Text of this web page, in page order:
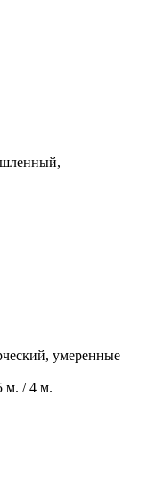
умеренные
м. / 4 м.